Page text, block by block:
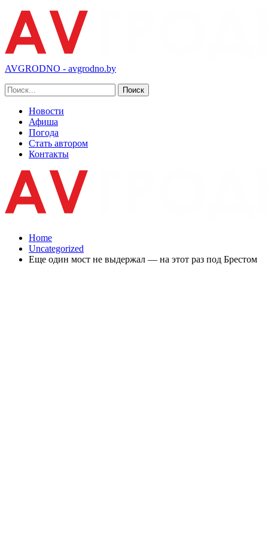
AVGRODNO - avgrodno.by
Новости
Афиша
Погода
Стать автором
Контакты
Home
Uncategorized
Еще один мост не выдержал — на этот раз под Брестом